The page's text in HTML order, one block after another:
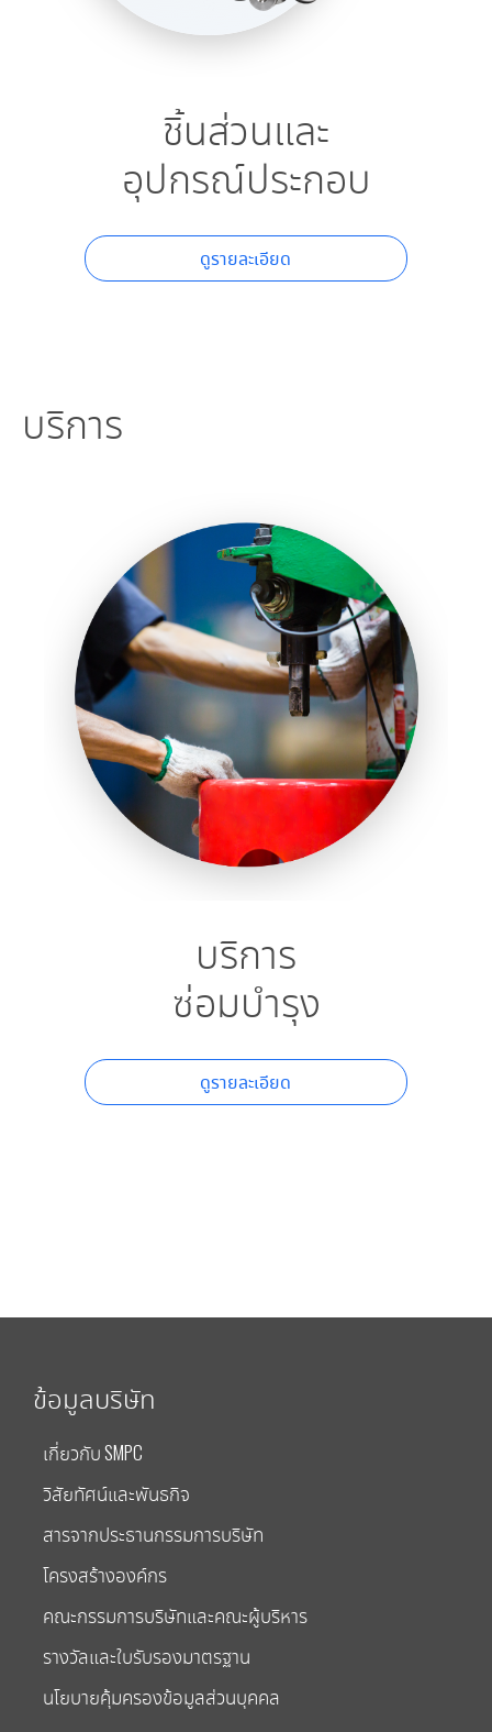
ชิ้นส่วนและ​
อุปกรณ์ประกอบ
ดูรายละเอียด
บริการ
บริการ​
ซ่อมบำรุง
ดูรายละเอียด
ข้อมูลบริษัท
เกี่ยวกับ SMPC
วิสัยทัศน์และพันธกิจ
สารจากประธานกรรมการบริษัท
โครงสร้างองค์กร
คณะกรรมการบริษัทและคณะผู้บริหาร
รางวัลและใบรับรองมาตรฐาน
นโยบายคุ้มครองข้อมูลส่วนบุคคล